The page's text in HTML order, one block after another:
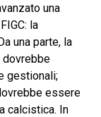
una
la
una parte, la
dovrebbe
gestionali;
essere
calcistica. In